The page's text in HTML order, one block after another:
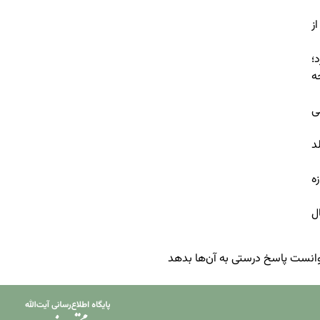
و معتقدند که این روابط در ۲۵ سال
پاسخ درستی به آن‌ها بدهد